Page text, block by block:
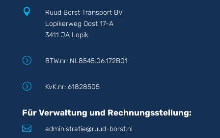

Ruud Borst Transport BV
Lopikerweg Oost 17-A
3411 JA Lopik
= BTW.nr: NL8545.06.172B01
= KvK.nr: 61828505
Für Verwaltung und Rechnungsstellung:
 administratie@ruud-borst.nl